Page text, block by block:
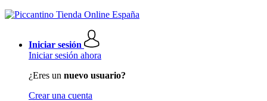
Iniciar sesión
Iniciar sesión ahora
¿Eres un nuevo usuario?
Crear una cuenta